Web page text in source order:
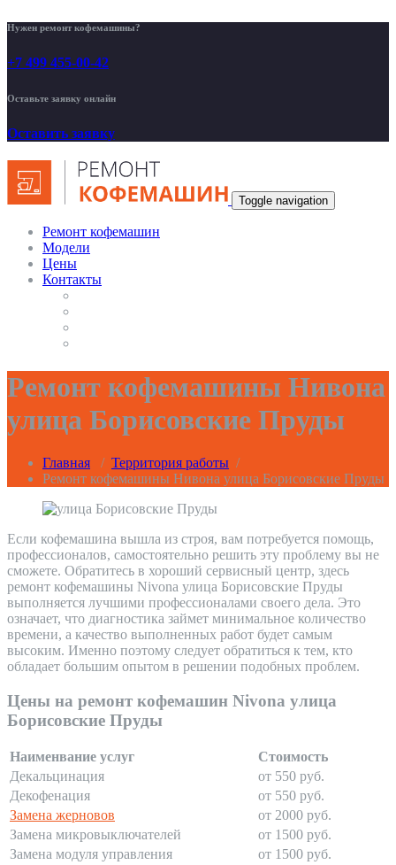
Нужен ремонт кофемашины?
+7 499 455-00-42
Оставьте заявку онлайн
Оставить заявку
Toggle navigation
Ремонт кофемашин
Модели
Цены
Контакты
Ремонт кофемашины Нивона
улица Борисовские Пруды
Главная / Территория работы /
Ремонт кофемашины Нивона улица Борисовские Пруды
Если кофемашина вышла из строя, вам потребуется помощь,
профессионалов, самостоятельно решить эту проблему вы не
сможете. Обратитесь в хороший сервисный центр, здесь
ремонт кофемашины Nivona улица Борисовские Пруды
выполняется лучшими профессионалами своего дела. Это
означает, что диагностика займет минимальное количество
времени, а качество выполненных работ будет самым
высоким. Именно поэтому следует обратиться к тем, кто
обладает большим опытом в решении подобных проблем.
Цены на ремонт кофемашин Nivona улица
Борисовские Пруды
Наименвание услуг
Стоимость
Декальцинация
от 550 руб.
Декофенация
от 550 руб.
Замена жерновов
от 2000 руб.
Замена микровыключателей
от 1500 руб.
Замена модуля управления
от 1500 руб.